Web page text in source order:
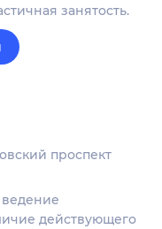
занятость.
проспект
действующего